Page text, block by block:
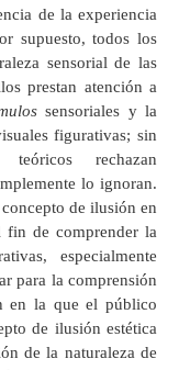
de la experiencia
supuesto, todos los
sensorial de las
prestan atención a
sensoriales y la
figurativas; sin
rechazan
lo ignoran.
de ilusión en
fin de comprender la
especialmente
para la comprensión
en la que el público
de ilusión estética
de la naturaleza de